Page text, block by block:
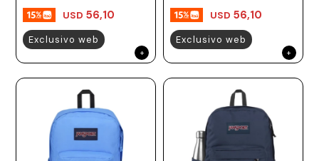
USD 56,10
Exclusivo web
USD 56,10
Exclusivo web